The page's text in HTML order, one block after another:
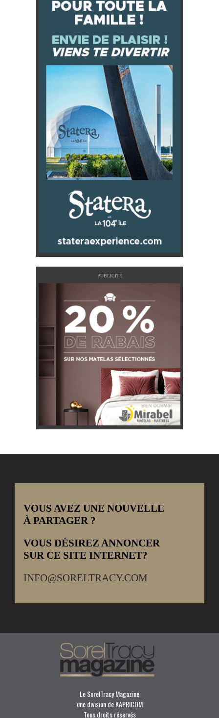
PUBLICITÉ
VOUS AVEZ UNE NOUVELLE
À PARTAGER ?
VOUS DÉSIREZ ANNONCER
SUR CE SITE INTERNET?
INFO@SORELTRACY.COM
Le SorelTracy Magazine
une division de KAPRICOM
Tous droits réservés